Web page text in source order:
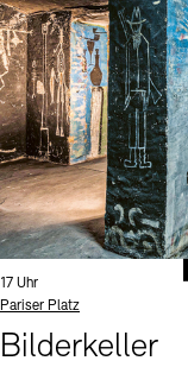
Uhrzeit:
17 Uhr
Standort
Pariser Platz
Bilderkeller